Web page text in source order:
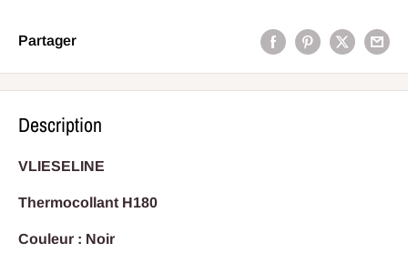
Partager
Description
VLIESELINE
Thermocollant H180
Couleur : Noir